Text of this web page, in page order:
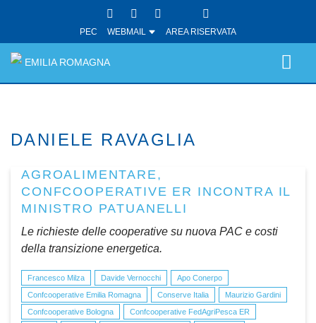
PEC WEBMAIL AREA RISERVATA
EMILIA ROMAGNA
DANIELE RAVAGLIA
AGROALIMENTARE,
CONFCOOPERATIVE ER INCONTRA IL
MINISTRO PATUANELLI
Le richieste delle cooperative su nuova PAC e costi
della transizione energetica.
Francesco Milza Davide Vernocchi
Apo Conerpo
Confcooperative Emilia Romagna
Conserve Italia
Maurizio Gardini
Confcooperative Bologna
Confcooperative FedAgriPesca ER